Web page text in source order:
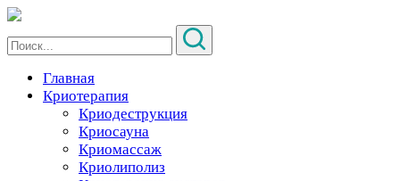
Главная
Криотерапия
Криодеструкция
Криосауна
Криомассаж
Криолиполиз